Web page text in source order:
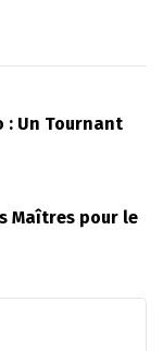
: Un Tournant
Maîtres pour le